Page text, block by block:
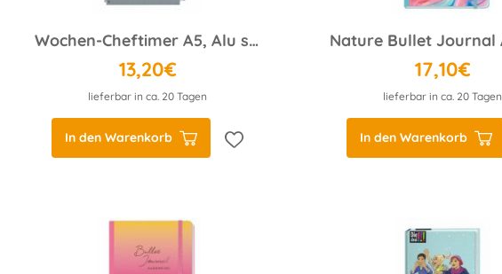
Wochen-Cheftimer A5, Alu silber 2025
13,20€
lieferbar in ca. 20 Tagen
In den Warenkorb
17,10€
lieferbar in ca. 20 Tagen
In den Warenkorb